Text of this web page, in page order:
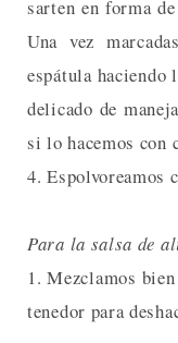
sarten en forma
Una vez
espátula haciendo
delicado de
si lo hacemos con
4. Espolvoreamos
Para la salsa de
1. Mezclamos
tenedor para